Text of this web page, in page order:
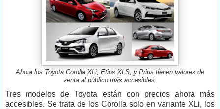
Ahora los Toyota Corolla XLi, Etios XLS, y Prius tienen valores de
venta al público más accesibles.
Tres modelos de Toyota están con precios ahora más
accesibles. Se trata de los Corolla solo en variante XLi, los